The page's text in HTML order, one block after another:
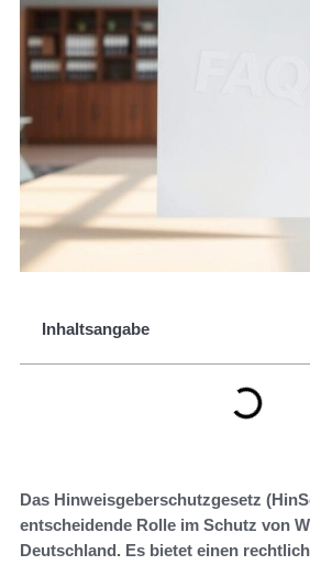
Inhaltsangabe
Das Hinweisgeberschutzgesetz
entscheidende Rolle im Schutz von
Deutschland. Es bietet einen